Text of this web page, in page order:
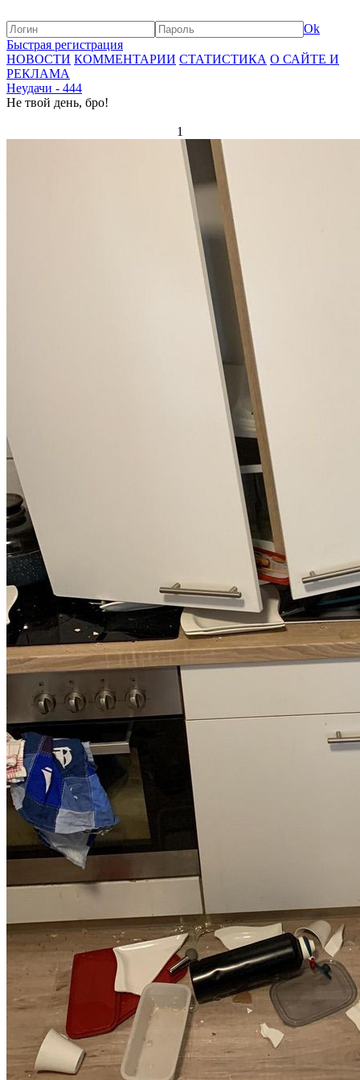
Ok
Быстрая регистрация
НОВОСТИ КОММЕНТАРИИ СТАТИСТИКА О САЙТЕ И
РЕКЛАМА
Неудачи - 444
Не твой день, бро!
1